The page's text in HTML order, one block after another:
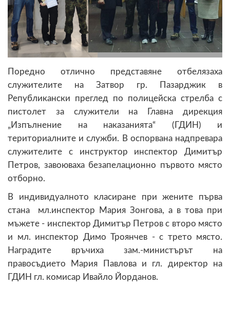
Поредно отлично представяне отбелязаха
служителите на Затвор гр. Пазарджик в
Републикански преглед по полицейска стрелба с
пистолет за служители на Главна дирекция
„Изпълнение на наказанията“ (ГДИН) и
териториалните и служби. В оспорвана надпревара
служителите с инструктор инспектор Димитър
Петров, завоюваха безапелационно първото място
отборно.
В индивидуалното класиране при жените първа
стана мл.инспектор Мария Зонгова, а в това при
мъжете - инспектор Димитър Петров с второ място
и мл. инспектор Димо Троянчев - с трето място.
Наградите връчиха зам.-министърът на
правосъдието Мария Павлова и гл. директор на
ГДИН гл. комисар Ивайло Йорданов.